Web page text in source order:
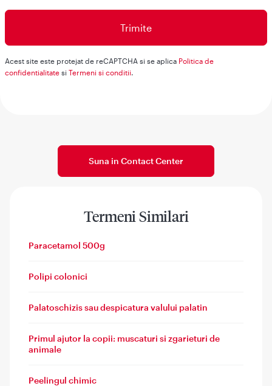
Acest site este protejat de reCAPTCHA si se aplica Politica de
confidentialitate si Termeni si conditii
Suna in Contact Center
Termeni Similari
Paracetamol 500g
Polipi colonici
Palatoschizis sau despicatura valului palatin
Primul ajutor la copii: muscaturi si zgarieturi de
animale
Peelingul chimic